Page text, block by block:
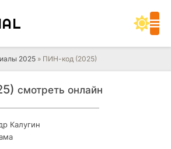
2025 » ПИН-код (2025)
смотреть онлайн
Калугин